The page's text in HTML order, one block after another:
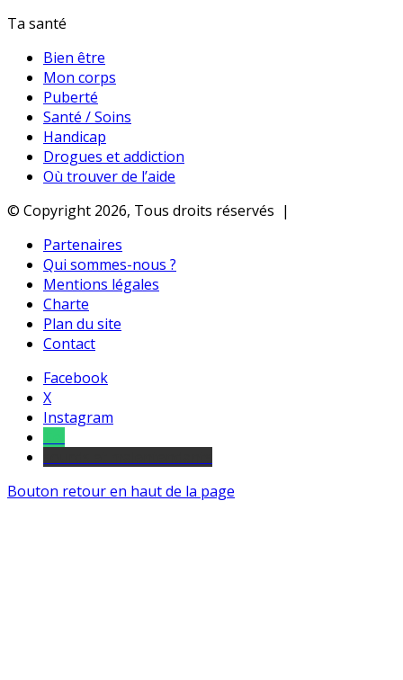
Ta santé
Bien être
Mon corps
Puberté
Santé / Soins
Handicap
Drogues et addiction
Où trouver de l’aide
© Copyright 2026, Tous droits réservés |
Partenaires
Qui sommes-nous ?
Mentions légales
Charte
Plan du site
Contact
Facebook
X
Instagram
Bouton retour en haut de la page